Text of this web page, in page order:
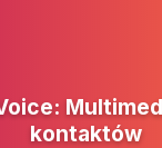
kontaktów